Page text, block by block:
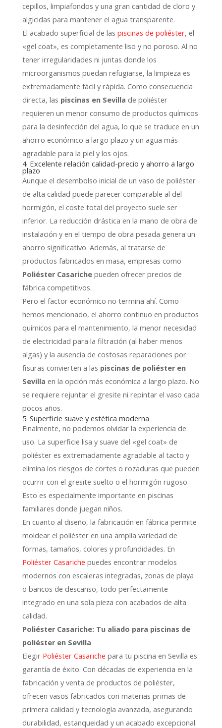
cepillos, limpiafondos y una gran cantidad de cloro y
algicidas para mantener el agua transparente.
El acabado superficial de las piscinas de poliéster, el
«gel coat», es completamente liso y no poroso. Al no
tener irregularidades ni juntas donde los
microorganismos puedan refugiarse, la limpieza es
extremadamente fácil y rápida. Como consecuencia
directa, las piscinas en Sevilla de poliéster
requieren un menor consumo de productos químicos
para la desinfección del agua, lo que se traduce en un
ahorro económico a largo plazo y un agua más
agradable para la piel y los ojos.
4. Excelente relación calidad-precio y ahorro a largo
plazo
Aunque el desembolso inicial de un vaso de poliéster
de alta calidad puede parecer comparable al del
hormigón, el coste total del proyecto suele ser
inferior. La reducción drástica en la mano de obra de
instalación y en el tiempo de obra pesada genera un
ahorro significativo. Además, al tratarse de
productos fabricados en masa, empresas como
Poliéster Casarichepueden ofrecer precios de
fábrica competitivos.
Pero el factor económico no termina ahí. Como
hemos mencionado, el ahorro continuo en productos
químicos para el mantenimiento, la menor necesidad
de electricidad para la filtración (al haber menos
algas) y la ausencia de costosas reparaciones por
fisuras convierten a las piscinas de poliéster en
Sevilla en la opción más económica a largo plazo. No
se requiere rejuntar el gresite ni repintar el vaso cada
pocos años.
5. Superficie suave y estética moderna
Finalmente, no podemos olvidar la experiencia de
uso. La superficie lisa y suave del «gel coat» de
poliéster es extremadamente agradable al tacto y
elimina los riesgos de cortes o rozaduras que pueden
ocurrir con el gresite suelto o el hormigón rugoso.
Esto es especialmente importante en piscinas
familiares donde juegan niños.
En cuanto al diseño, la fabricación en fábrica permite
moldear el poliéster en una amplia variedad de
formas, tamaños, colores y profundidades. En
Poliéster Casariche puedes encontrar modelos
modernos con escaleras integradas, zonas de playa
o bancos de descanso, todo perfectamente
integrado en una sola pieza con acabados de alta
calidad.
Poliéster Casariche: Tu aliado para piscinas de
poliéster en Sevilla
Elegir Poliéster Casariche para tu piscina en Sevilla es
garantía de éxito. Con décadas de experiencia en la
fabricación y venta de productos de poliéster,
ofrecen vasos fabricados con materias primas de
primera calidad y tecnología avanzada, asegurando
durabilidad, estanqueidad y un acabado excepcional.